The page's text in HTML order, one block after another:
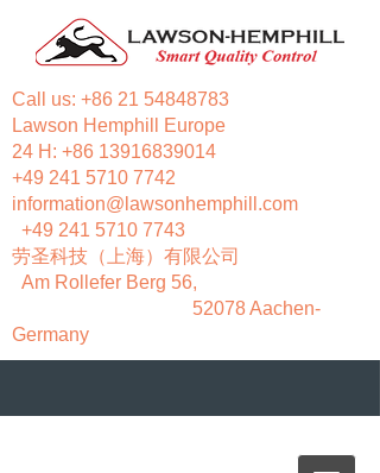
Call us: +86 21 54848783
Lawson Hemphill Europe
24 H: +86 13916839014
+49 241 5710 7742
information@lawsonhemphill.com
+49 241 5710 7743
​劳圣科技（上海）有限公司
Am Rollefer Berg 56,
52078 Aachen-
Germany